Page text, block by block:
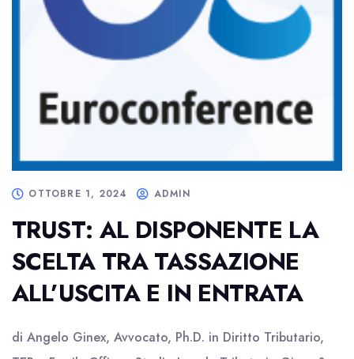
OTTOBRE 1, 2024 ADMIN
TRUST: AL DISPONENTE LA
SCELTA TRA TASSAZIONE
ALL’USCITA E IN ENTRATA
di Angelo Ginex, Avvocato, Ph.D. in Diritto Tributario,